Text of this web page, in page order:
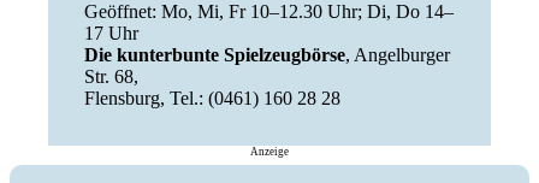
Geöffnet: Mo, Mi, Fr 10–12.30 Uhr; Di, Do 14–
17 Uhr
Die kunterbunte Spielzeugbörse, Angelburger
Str. 68,
Flensburg, Tel.: (0461) 160 28 28
Anzeige